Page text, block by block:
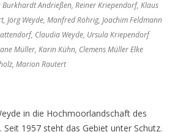
Burkhardt Andrießen, Reiner Kriependorf, Klaus
Jörg Weyde, Manfred Röhrig, Joachim Feldmann
Claudia Weyde, Ursula Kriependorf
Müller, Karin Kühn, Clemens Müller Elke
Marion Rautert
in die Hochmoorlandschaft des
Seit 1957 steht das Gebiet unter Schutz.